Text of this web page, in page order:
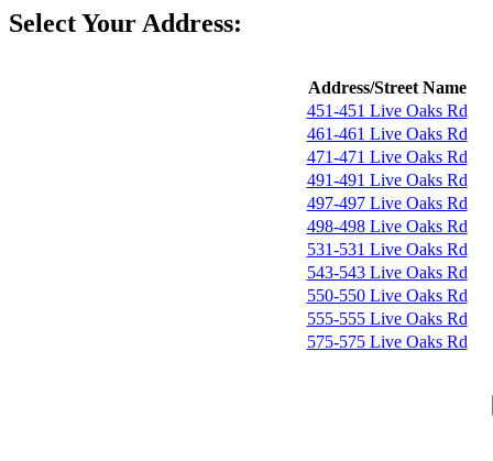
Select Your Address:
Address/Street Name
451-451 Live Oaks Rd
461-461 Live Oaks Rd
471-471 Live Oaks Rd
491-491 Live Oaks Rd
497-497 Live Oaks Rd
498-498 Live Oaks Rd
531-531 Live Oaks Rd
543-543 Live Oaks Rd
550-550 Live Oaks Rd
555-555 Live Oaks Rd
575-575 Live Oaks Rd